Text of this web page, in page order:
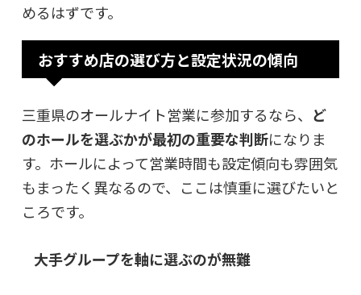
めるはずです。
おすすめ店の選び方と設定状況の傾向
三重県のオールナイト営業に参加するなら、 ど
のホールを選ぶかが最初の重要な判断になりま
す。ホールによって営業時間も設定傾向も雰囲気
もまったく異なるので、ここは慎重に選びたいと
ころです。
大手グループを軸に選ぶのが無難